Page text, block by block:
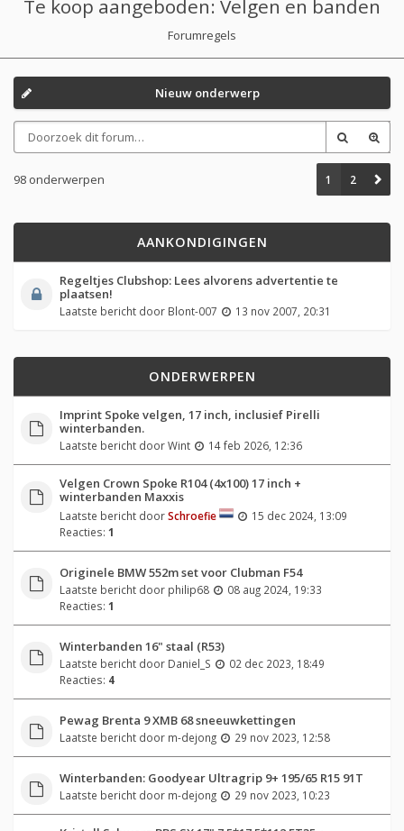
Te koop aangeboden: Velgen en banden
Forumregels
Nieuw onderwerp
98 onderwerpen 1 2
AANKONDIGINGEN
Regeltjes Clubshop: Lees alvorens advertentie te
plaatsen!
Laatste bericht door Blont-007 13 nov 2007, 20:31
ONDERWERPEN
Imprint Spoke velgen, 17 inch, inclusief Pirelli
winterbanden.
Laatste bericht doorWint 14 feb 2026, 12:36
Velgen Crown Spoke R104 (4x100) 17 inch +
winterbanden Maxxis
Laatste bericht doorSchroefie
15 dec 2024, 13:09
Reacties: 1
Originele BMW 552m set voor Clubman F54
Laatste bericht door philip68
08 aug 2024, 19:33
Reacties: 1
Winterbanden 16" staal (R53)
Laatste bericht door Daniel_S
02 dec 2023, 18:49
Reacties: 4
Pewag Brenta 9 XMB 68 sneeuwkettingen
Laatste bericht door m-dejong 29 nov 2023, 12:58
Winterbanden: Goodyear Ultragrip 9+ 195/65 R15 91T
Laatste bericht door m-dejong 29 nov 2023, 10:23